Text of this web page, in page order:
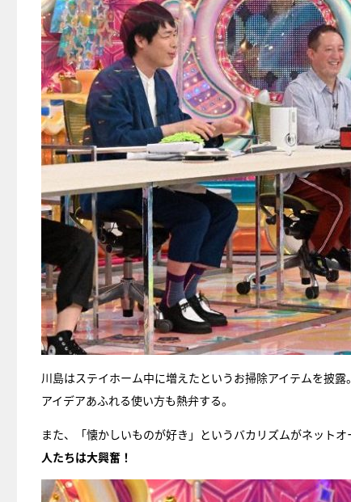
川島はステイホーム中に増えたというお掃除アイテムを披
アイデアあふれる使い方も熱弁する。
また、「懐かしいものが好き」というバカリズムがネット
人たちは大興奮！